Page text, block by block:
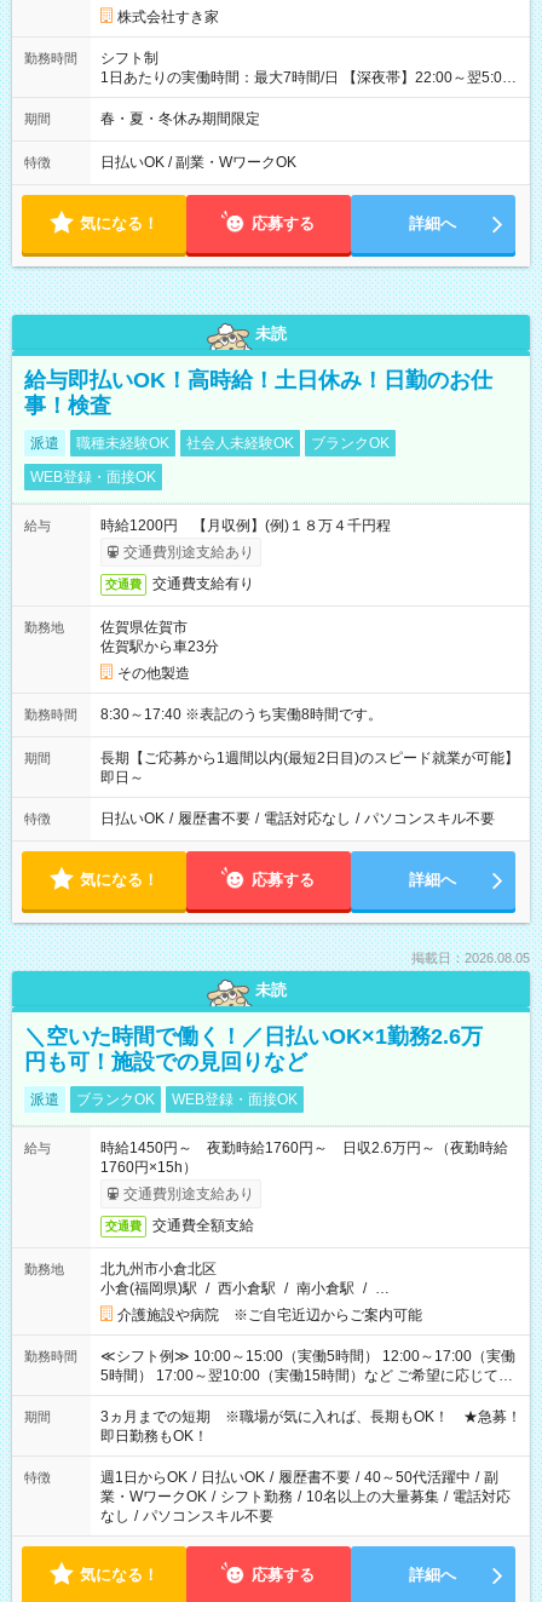
同時給）
株式会社すき家
勤務時間
シフト制
1日あたりの実働時間：最大7時間/日 【深夜帯】22:00～翌5:00
週2日～・1日2h～OK◎ ※22:00から翌5:00までは18歳以上の方
のみ勤務可能です（18歳未満の深夜業務禁止のため） ★深夜で
す。 必ず、2名以上での勤務を行いますので、安心して働けま
す。
期間 春・夏・冬休み期間限定
特徴 日払いOK / 副業・WワークOK
気になる！ 応募する 詳細へ
未読
給与即払いOK！高時給！土日休み！日勤のお仕
事！検査
派遣 職種未経験OK 社会人未経験OK
ブランクOK
WEB登録・面接OK
給与
時給1200円 【月収例】(例)１８万４千円程
交通費別途支給あり
交通費 交通費支給有り
勤務地
佐賀県佐賀市
佐賀駅から車23分
その他製造
勤務時間 8:30～17:40 ※表記のうち実働8時間です。
期間
長期【ご応募から1週間以内(最短2日目)のスピード就業が可能】
即日～
特徴 日払いOK / 履歴書不要 / 電話対応なし / パソコンスキル不要
気になる！ 応募する 詳細へ
掲載日：2026.08.05
未読
＼空いた時間で働く！／日払いOK×1勤務2.6万
円も可！施設での見回りなど
派遣 ブランクOK WEB登録・面接OK
給与
時給1450円～ 夜勤時給1760円～ 日収2.6万円～（夜勤時給
1760円×15h）
交通費別途支給あり
交通費 交通費全額支給
勤務地
北九州市小倉北区
小倉(福岡県)駅 / 西小倉駅 / 南小倉駅 / …
介護施設や病院 ※ご自宅近辺からご案内可能
勤務時間
≪シフト例≫ 10:00～15:00（実働5時間） 12:00～17:00（実働
5時間） 17:00～翌10:00（実働15時間）など ご希望に応じて、
働く時間は調整できます！ お気軽に担当へ相談ください！
期間
3ヵ月までの短期 ※職場が気に入れば、長期もOK！ ★急募！
即日勤務もOK！
特徴 週1日からOK / 日払いOK / 履歴書不要 / 40～50代活躍中 / 副
業・WワークOK / シフト勤務 / 10名以上の大量募集 / 電話対応
なし / パソコンスキル不要
気になる！ 応募する 詳細へ